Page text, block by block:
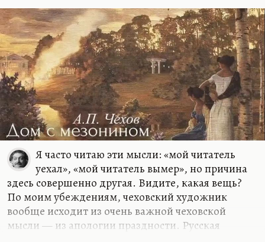
Я часто читаю эти мысли: «мой читатель
уехал», «мой читатель вымер», но причина
здесь совершенно другая. Видите, какая вещь?
По моим убеждениям, чеховский художник
вообще исходит из очень важной чеховской
мысли — из апологии праздности. Русская